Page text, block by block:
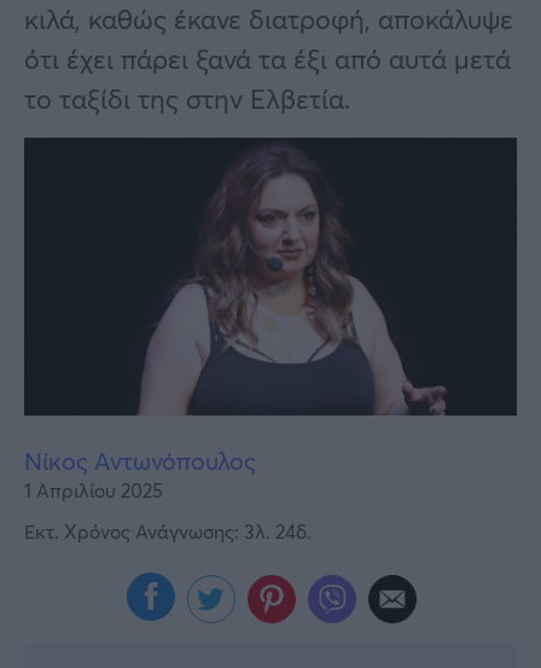
ΕΣΠΑ
Lifestyle
Αθλητικά
Υγεία
κιλά, καθώς έκανε διατροφή, αποκάλυψε
ότι έχει πάρει ξανά τα έξι από αυτά μετά
το ταξίδι της στην Ελβετία.
Νίκος Αντωνόπουλος
1 Απριλίου 2025
Εκτ. Χρόνος Ανάγνωσης: 3λ. 24δ.